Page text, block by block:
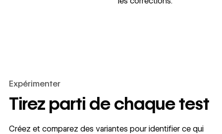
Expérimenter
Tirez parti de chaque test
Créez et comparez des variantes pour identifier ce qui